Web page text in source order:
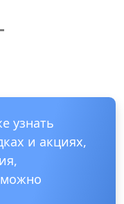
узнать
и акциях,